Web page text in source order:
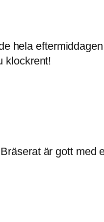
hela
klockrent!
är gott med